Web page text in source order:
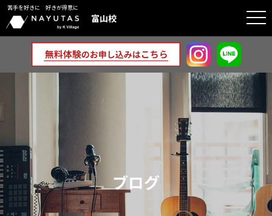
苦手を好きに 好きが得意に
富山校
ブログ